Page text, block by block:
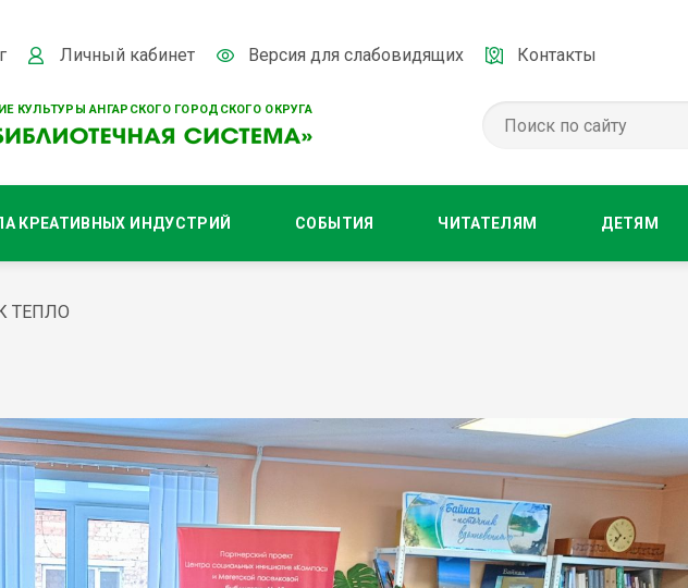
АНГАРСКОГО ГОРОДСКОГО ОКРУГА
Личный кабинет Версия для слабовидящих Контакты
КРЕАТИВНЫХ ИНДУСТРИЙ СОБЫТИЯ ЧИТАТЕЛЯМ ДЕТЯМ
ТЕПЛО